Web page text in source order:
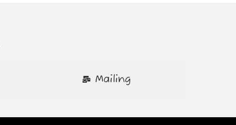
Mailing